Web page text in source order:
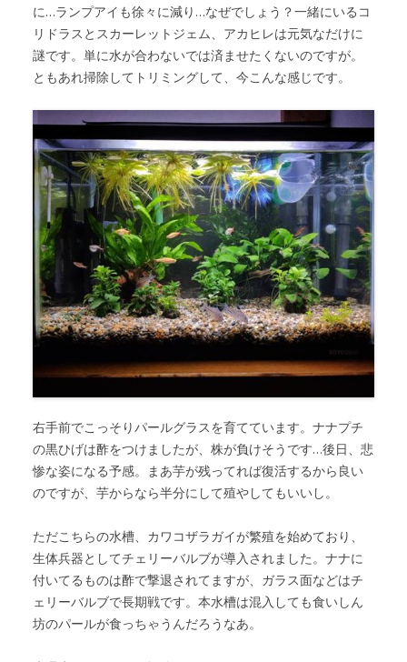
に…ランプアイも徐々に減り…なぜでしょう？一緒にいるコ
リドラスとスカーレットジェム、アカヒレは元気なだけに
謎です。単に水が合わないでは済ませたくないのですが。
ともあれ掃除してトリミングして、今こんな感じです。
右手前でこっそりパールグラスを育てています。ナナプチ
の黒ひげは酢をつけましたが、株が負けそうです…後日、悲
惨な姿になる予感。まあ芋が残ってれば復活するから良い
のですが、芋からなら半分にして殖やしてもいいし。
ただこちらの水槽、カワコザラガイが繁殖を始めており、
生体兵器としてチェリーバルブが導入されました。ナナに
付いてるものは酢で撃退されてますが、ガラス面などはチ
ェリーバルブで長期戦です。本水槽は混入しても食いしん
坊のパールが食っちゃうんだろうなあ。